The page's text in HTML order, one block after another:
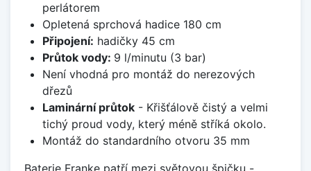
perlátorem
Opletená sprchová hadice 180 cm
Připojení: hadičky 45 cm
Průtok vody: 9 l/minutu (3 bar)
Není vhodná pro montáž do nerezových
dřezů
Laminární průtok- Křišťálově čistý a velmi
tichý proud vody, který méně stříká okolo.
Montáž do standardního otvoru 35 mm